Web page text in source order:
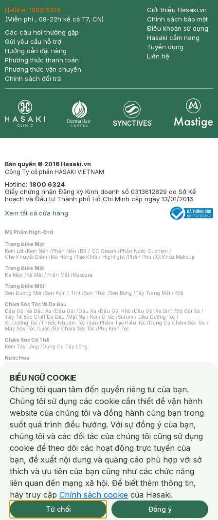
NowFree 2H Giao Nhanh Miễn Phí 2H Xem chi tiết
318/337 CN CÒN SP Mua online
NowFree 2H trễ tặng 100k
Hotline: 1800 6324
(Miễn phí , 08-22h kể cả T7, CN)
Các câu hỏi thường gặp
Gửi yêu cầu hỗ trợ
Hướng dẫn đặt hàng
Phương thức thanh toán
Phương thức vận chuyển
Chính sách đổi trả
Giới thiệu Hasaki.vn
Chính sách bảo mật
Điều khoản sử dụng
Hasaki cẩm nang
Tuyển dụng
Liên hệ
Bản quyền © 2016 Hasaki.vn
Công Ty cổ phần HASAKI VIETNAM
Hotline: 1800 6324
Giấy chứng nhận Đăng ký Kinh doanh số 0313612829 do Sở Kế
hoạch và Đầu tư Thành phố Hồ Chí Minh cấp ngày 13/01/2016
Xem tất cả cửa hàng
Mỹ Phẩm High-End
Trang Điểm Mặt
Kem Lót /Kem Nền /Phấn Nền /BB / CC Cream /Phấn Nước Cushion /
Che Khuyết Điểm /Má Hồng /Tạo Khối / Highlight /Phấn Phủ /Xịt Khoá Makeup
Trang Điểm Mắt
Kẻ Mày /Kẻ Mắt /Phấn Mắt /Mascara
Trang Điểm Môi
Son Dưỡng Môi /Son Kem / Tint /Son Thỏi /Son Bóng /Tẩy Trang Mắt / Môi
Chăm Sóc Tóc Và Da Đầu
Dầu Gội Và Dầu Xả /Dầu Gội /Dầu Xả /Dầu Gội Khô /Dầu Gội Xả 2in1 /Bộ Gội Xả /
Tẩy Tế Bào Chết Da Đầu /Mặt Nạ / Kem Ủ Tóc /Serum / Dầu Dưỡng Tóc /
Xịt Dưỡng Tóc /Thuốc Nhuộm Tóc /Sản Phẩm Tạo Kiểu Tóc /Dụng Cụ Chăm Sóc Tóc /
Máy Sấy Tóc /Lược /Bộ Chăm Sóc Tóc /Phụ Kiện Tóc
Chăm Sóc Cơ Thể
Kem Tẩy Lông /Dụng Cụ Tẩy Lông
Nước Hoa
Nước Hoa Nữ
Chăm Sóc Cá Nhân
Chống Muỗi /Khẩu Trang /Máy Massage/Mặt Nạ Xông Hơi /Nước Rửa Tay/
Sản Phẩm Chăm Sóc Khác /Bàn Chải Đánh Răng /Bàn Chải Điện/
Hỗ Trợ Trắng Răng/Kem Đánh Răng /Máy Tăm Nước/ Nước Súc Miệng/
Tăm / Chỉ Nha Khoa/ Xịt Thơm Miệng / Dung Dịch Vệ Sinh/Dưỡng Vùng Kín/
Khăn Ướt Vệ Sinh Vùng Kín/Băng Vệ Sinh/Tampon/Bọt Cạo Râu /Dao Cạo Râu/
Máy Cạo Râu
Vấn Đề Về Da
Da Dầu / Lỗ Chân Lông To/ Da Khô / Mất Nước/ Da Lão Hóa/ Da Mụn/
Da Nhạy Cảm / Kích Ứng
Da Xỉn Màu Thâm / Nám / Tàn Nhang
Quầng Thâm & Bọng Mắt /Sẹo /Viêm Da Cơ Địa
Dụng Cụ / Phụ Kiện Chăm Sóc Da
Bông Tẩy Trang
Khăn Lau Mặt Khô Dụng Cụ / Máy Rửa Mặt Máy Chăm Sóc Da
Dụng Cụ Chăm Sóc Khác
BIỂU NGỮ COOKIE
Notice about cookies usage
Chúng tôi quan tâm đến quyền riêng tư của bạn.
Chúng tôi sử dụng các cookie cần thiết để vận hành
website của chúng tôi và đồng hành cùng bạn trong
suốt quá trình điều hướng. Với sự đồng ý của bạn,
chúng tôi và các đối tác của chúng tôi cũng sử dụng
cookie để theo dõi các hoạt động trực tuyến của
bạn, đề xuất nội dung và quảng cáo phù hợp với sở
thích và ưu tiên của bạn cũng như các chức năng
liên quan đến mạng xã hội. Để biết thêm thông tin,
hãy truy cập Chính sách cookie của Hasaki.
Từ chối Đồng ý